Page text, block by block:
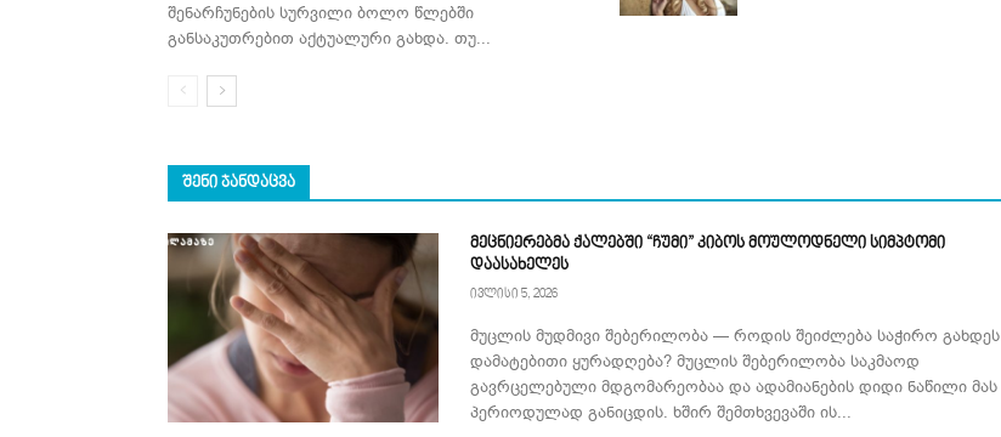
შენარჩუნების სურვილი ბოლო წლებში
განსაკუთრებით აქტუალური გახდა. თუ...
ᲨᲔᲜᲘ ᲯᲐᲜᲓᲐᲪᲕᲐ
მეცნიერებმა ქალებში “ჩუმი” კიბოს მოულოდნელი სიმპტომი
დაასახელეს
ივლისი 5, 2026
მუცლის მუდმივი შებერილობა — როდის შეიძლება საჭირო გახდეს
დამატებითი ყურადღება? მუცლის შებერილობა საკმაოდ
გავრცელებული მდგომარეობაა და ადამიანების დიდი ნაწილი მას
პერიოდულად განიცდის. ხშირ შემთხვევაში ის...